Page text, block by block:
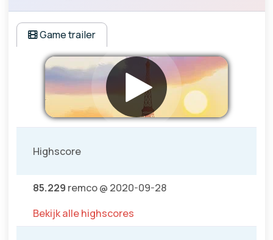
Game trailer
Highscore
85.229 remco @ 2020-09-28
Bekijk alle highscores